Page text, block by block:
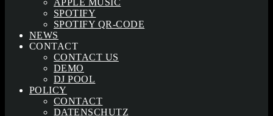
APPLE MUSIC
SPOTIFY
SPOTIFY QR-CODE
NEWS
CONTACT
CONTACT US
DEMO
DJ POOL
POLICY
CONTACT
DATENSCHUTZ